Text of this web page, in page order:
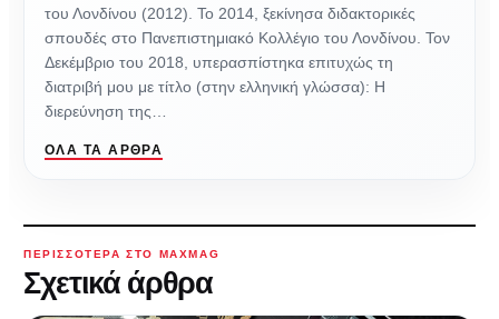
του Λονδίνου (2012). Το 2014, ξεκίνησα διδακτορικές
σπουδές στο Πανεπιστημιακό Κολλέγιο του Λονδίνου. Τον
Δεκέμβριο του 2018, υπερασπίστηκα επιτυχώς τη
διατριβή μου με τίτλο (στην ελληνική γλώσσα): Η
διερεύνηση της…
ΌΛΑ ΤΑ ΆΡΘΡΑ
ΠΕΡΙΣΣΌΤΕΡΑ ΣΤΟ MAXMAG
Σχετικά άρθρα